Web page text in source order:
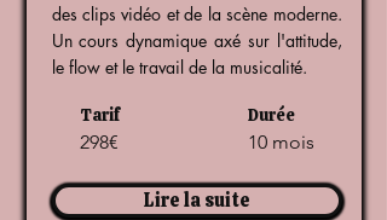
des clips vidéo et de la scène moderne.
Un cours dynamique axé sur l'attitude,
le flow et le travail de la musicalité.
Tarif
298€
Durée
10 mois
Lire la suite